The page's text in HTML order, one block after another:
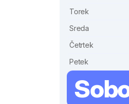
Torek
Sreda
Četrtek
Petek